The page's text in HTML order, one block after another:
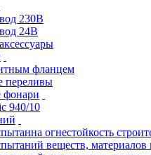
230В
24В
фланцем
переливы
фонари
940/10
огнестойкость
веществ, материалов